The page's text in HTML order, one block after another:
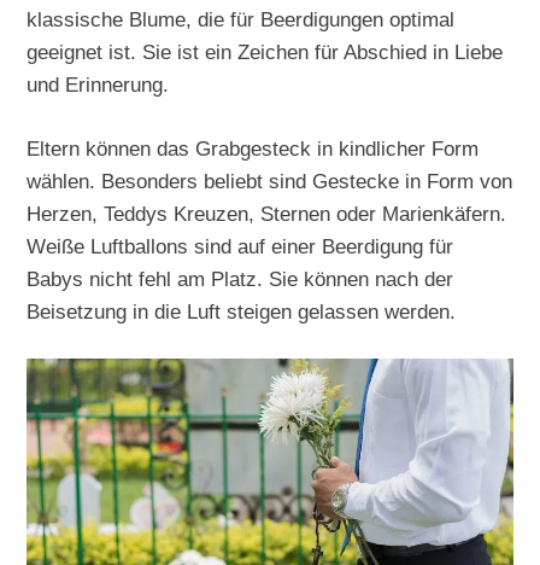
klassische Blume, die für Beerdigungen optimal
geeignet ist. Sie ist ein Zeichen für Abschied in Liebe
und Erinnerung.
Eltern können das Grabgesteck in kindlicher Form
wählen. Besonders beliebt sind Gestecke in Form von
Herzen, Teddys Kreuzen, Sternen oder Marienkäfern.
Weiße Luftballons sind auf einer Beerdigung für
Babys nicht fehl am Platz. Sie können nach der
Beisetzung in die Luft steigen gelassen werden.